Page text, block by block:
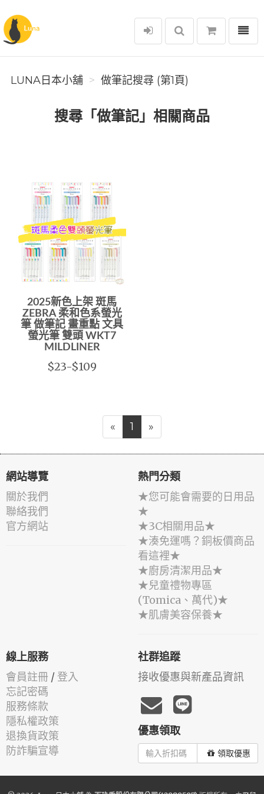
Luna日本小舖
選單
LUNA日本小舖 做筆記搜尋 (第1頁)
搜尋「做筆記」相關商品
2025新色上架 斑馬
ZEBRA 柔和色系螢光
筆 做筆記 畫重點 文具
螢光筆 雙頭 WKT7
MILDLINER
$23-$109
« 1 »
網站導覽
關於我們
聯絡我們
官方網站
熱門分類
★您可能會需要的日用品
★
★3C相關用品★
★湊免運嗎？銅板價商品
看這裡★
★廚房清潔用品★
★兒童禮物專區
(Tomica、萬代)★
★肌膚美容保養★
線上服務
會員註冊 / 登入
忘記密碼
服務條款
隱私權政策
退換貨政策
防詐騙宣導
社群追蹤
接收優惠與新產品資訊
優惠領取
領取優惠